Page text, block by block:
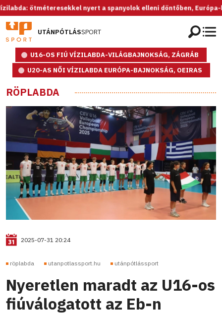
ötméteresekkel nyert a spanyolok elleni döntőben, Európa-
UTÁNPÓTLÁSSPORT
U16-OS FIÚ VÍZILABDA-VILÁGBAJNOKSÁG, ZÁGRÁB
U20-AS NŐI VÍZILABDA EURÓPA-BAJNOKSÁG, OEIRAS
RÖPLABDA
2025-07-31 20:24
röplabda utanpotlassport.hu utánpótlássport
Nyeretlen maradt az U16-os
fiúválogatott az Eb-n